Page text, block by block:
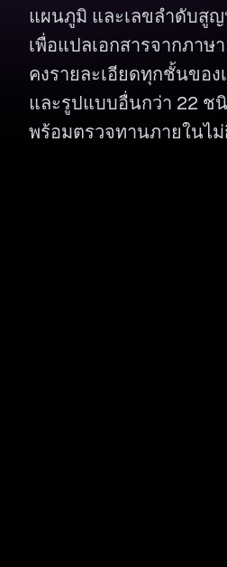
แผนภูมิ และเลขลำดับสู
เพื่อแปลเอกสารจากภา
คงรายละเอียดทุกชั้นของ
และรูปแบบอื่นกว่า 22 ช
พร้อมตรวจทานภายในไ